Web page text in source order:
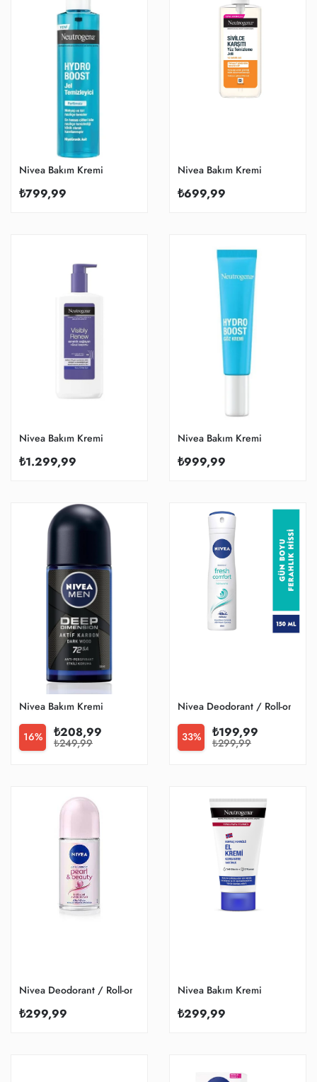
Nivea Bakım Kremi
₺799,99
Nivea Bakım Kremi
₺699,99
Nivea Bakım Kremi
₺1.299,99
Nivea Bakım Kremi
₺999,99
Nivea Bakım Kremi
16% ₺208,99
₺249,99
Nivea Deodorant / Roll-on
33% ₺199,99
₺299,99
Nivea Deodorant / Roll-on
₺299,99
Nivea Bakım Kremi
₺299,99